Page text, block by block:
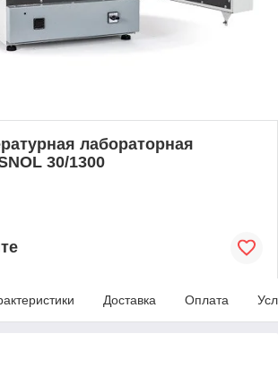
лабораторная
30/1300
Доставка Оплата